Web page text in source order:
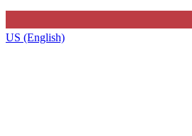
US (English)